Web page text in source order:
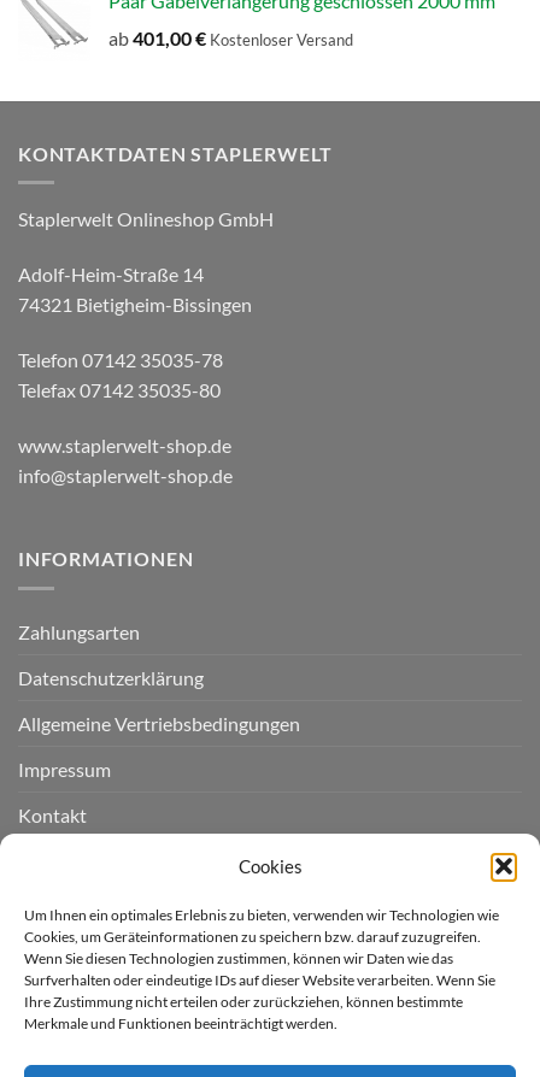
Cookies
Um Ihnen ein optimales Erlebnis zu bieten, verwenden wir Technologien wie
Cookies, um Geräteinformationen zu speichern bzw. darauf zuzugreifen.
Wenn Sie diesen Technologien zustimmen, können wir Daten wie das
Surfverhalten oder eindeutige IDs auf dieser Website verarbeiten. Wenn Sie
Ihre Zustimmung nicht erteilen oder zurückziehen, können bestimmte
Merkmale und Funktionen beeinträchtigt werden.
ab401,00€ Kostenloser Versand
KONTAKTDATEN STAPLERWELT
Staplerwelt Onlineshop GmbH
Adolf-Heim-Straße 14
74321 Bietigheim-Bissingen
Telefon 07142 35035-78
Telefax 07142 35035-80
www.staplerwelt-shop.de
info@staplerwelt-shop.de
INFORMATIONEN
Zahlungsarten
Datenschutzerklärung
Allgemeine Vertriebsbedingungen
Impressum
Kontakt
Cookie-Richtlinie (EU)
LIEFERGEBIET
nur nach Deutschland.